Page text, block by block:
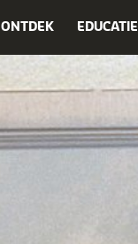
ONTDEK EDUCATIE